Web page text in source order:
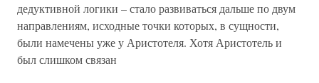
дедуктивной логики – стало развиваться дальше по двум
направлениям, исходные точки которых, в сущности,
были намечены уже у Аристотеля. Хотя Аристотель и
был слишком связан